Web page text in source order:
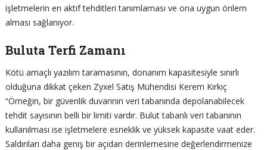
işletmelerin en aktif tehditleri tanımlaması ve ona uygun önlem
alması sağlanıyor.
Buluta Terfi Zamanı
Kötü amaçlı yazılım taramasının, donanım kapasitesiyle sınırlı
olduğuna dikkat çeken Zyxel Satış Mühendisi Kerem Kırkıç
“Örneğin, bir güvenlik duvarının veri tabanında depolanabilecek
tehdit sayısının belli bir limiti vardır. Bulut tabanlı veri tabanının
kullanılması ise işletmelere esneklik ve yüksek kapasite vaat eder.
Saldırıları daha geniş bir açıdan derinlemesine değerlendirmenize